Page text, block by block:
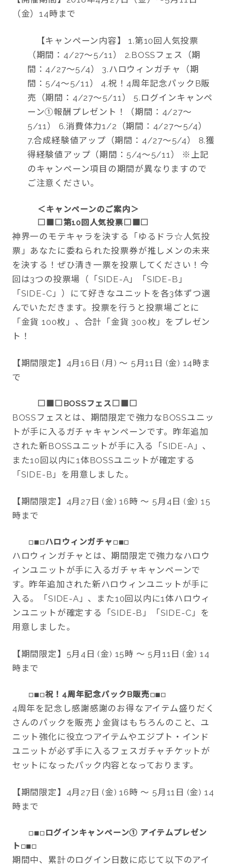
（金）14時まで
【キャンペーン内容】 1.第10回人気投票
（期間：4/27〜5/11） 2.BOSSフェス（期
間：4/27〜5/4） 3.ハロウィンガチャ（期
間：5/4〜5/11） 4.祝！4周年記念パックB販
売（期間：4/27〜5/11） 5.ログインキャンペ
ーン①報酬プレゼント！（期間：4/27〜
5/11） 6.消費体力1/2（期間：4/27〜5/4）
7.合成経験値アップ（期間：4/27〜5/4） 8.獲
得経験値アップ（期間：5/4〜5/11） ※上記
のキャンペーン項目の期間が異なりますので
ご注意ください。
＜キャンペーンのご案内＞
□■□第10回人気投票□■□
神界一のモテキャラを決する「ゆるドラ☆人気投
票」あなたに委ねられた投票券が推しメンの未来
を決する！ぜひ清き一票を投票してください！今
回は3つの投票場（「SIDE-A」「SIDE-B」
「SIDE-C」）にて好きなユニットを各3体ずつ選
んでいただきます。投票を行うと投票場ごとに
「金貨 100枚」、合計「金貨 300枚」をプレゼン
ト！
【期間限定】4月16日 (月) ～ 5月11日 (金) 14時ま
で
□■□BOSSフェス□■□
BOSSフェスとは、期間限定で強力なBOSSユニッ
トが手に入るガチャキャンペーンです。昨年追加
された新BOSSユニットが手に入る「SIDE-A」、
また10回以内に1体BOSSユニットが確定する
「SIDE-B」を用意しました。
【期間限定】4月27日 (金) 16時 ～ 5月4日 (金) 15
時まで
□■□ ハロウィンガチャ □■□
ハロウィンガチャとは、期間限定で強力なハロウ
ィンユニットが手に入るガチャキャンペーンで
す。昨年追加された新ハロウィンユニットが手に
入る。「SIDE-A」、また10回以内に1体ハロウィ
ンユニットが確定する「SIDE-B」「SIDE-C」を
用意しました。
【期間限定】5月4日 (金) 15時 ～ 5月11日 (金) 14
時まで
□■□祝！4周年記念パックB販売 □■□
4周年を記念し感謝感謝のお得なアイテム盛りだく
さんのパックを販売♪金貨はもちろんのこと、ユ
ニット強化に役立つアイテムやエジプト・インド
ユニットが必ず手に入るフェスガチャチケットが
セットになったパック内容となっております。
【期間限定】4月27日 (金) 16時 ～ 5月11日 (金) 14
時まで
□■□ ログインキャンペーン① アイテムプレゼン
ト □■□
期間中、累計のログイン日数に応じて以下のアイ